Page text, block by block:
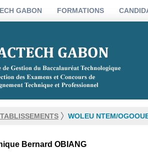
GABON FORMATIONS
WOLEU NTEM/
Bernard OBIANG